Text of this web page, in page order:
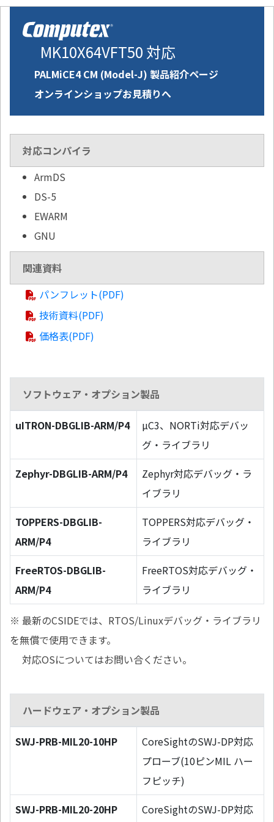
MK10X64VFT50 対応
PALMiCE4 CM (Model-J) 製品紹介ページ
オンラインショップお見積りへ
対応コンパイラ
ArmDS
DS-5
EWARM
GNU
関連資料
パンフレット(PDF)
技術資料(PDF)
価格表(PDF)
ソフトウェア・オプション製品
uITRON-DBGLIB-ARM/P4
µC3、NORTi対応デバッ
グ・ライブラリ
Zephyr-DBGLIB-ARM/P4
Zephyr対応デバッグ・ラ
イブラリ
TOPPERS-DBGLIB-
ARM/P4
TOPPERS対応デバッグ・
ライブラリ
FreeRTOS-DBGLIB-
ARM/P4
FreeRTOS対応デバッグ・
ライブラリ
※ 最新のCSIDEでは、RTOS/Linuxデバッグ・ライブラリ
を無償で使用できます。
対応OSについてはお問い合ください。
ハードウェア・オプション製品
SWJ-PRB-MIL20-10HP
CoreSightのSWJ-DP対応
プローブ(10ピンMIL ハー
フピッチ)
SWJ-PRB-MIL20-20HP
CoreSightのSWJ-DP対応